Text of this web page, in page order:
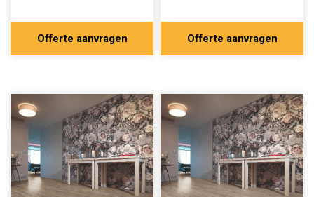
Offerte aanvragen Offerte aanvragen